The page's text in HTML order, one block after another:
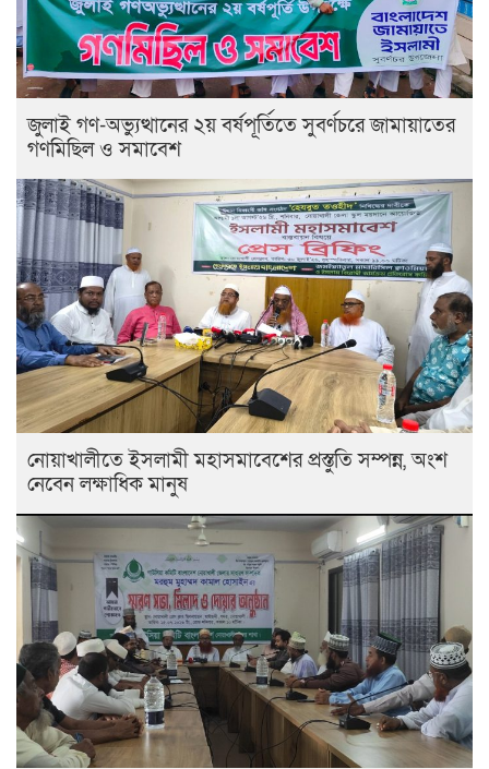
জুলাই গণ-অভ্যুত্থানের ২য় বর্ষপূর্তিতে সুবর্ণচরে জামায়াতের
গণমিছিল ও সমাবেশ
নোয়াখালীতে ইসলামী মহাসমাবেশের প্রস্তুতি সম্পন্ন, অংশ
নেবেন লক্ষাধিক মানুষ